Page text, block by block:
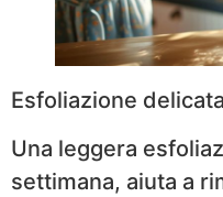
Esfoliazione delicata
Una leggera
settimana, aiuta a